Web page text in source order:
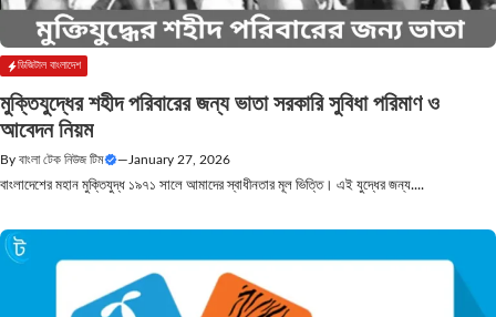
ডিজিটাল বাংলাদেশ
মুক্তিযুদ্ধের শহীদ পরিবারের জন্য ভাতা সরকারি সুবিধা পরিমাণ ও
আবেদন নিয়ম
By বাংলা টেক নিউজ টিম — January 27, 2026
বাংলাদেশের মহান মুক্তিযুদ্ধ ১৯৭১ সালে আমাদের স্বাধীনতার মূল ভিত্তি। এই যুদ্ধের জন্য....